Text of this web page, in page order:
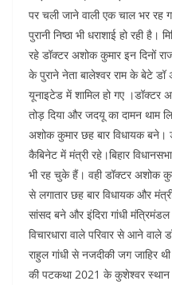
पर चली जाने वाली एक चाल भर रह
पुरानी निष्ठा भी धराशाई हो रही
रहे डॉक्टर अशोक कुमार इन दिनों
के पुराने नेता बालेश्वर राम के बेटे
यूनाइटेड में शामिल हो गए ।डॉक्टर
तोड़ दिया और जदयू का दामन थाम
अशोक कुमार छह बार विधायक बने।
कैबिनेट में मंत्री रहे।बिहार
भी रह चुके हैं। वही डॉक्टर अशोक
से लगातार छह बार विधायक और
सांसद बने और इंदिरा गांधी
विचारधारा वाले परिवार से आने वाले
राहुल गांधी से नजदीकी जग जाहिर
की पटकथा 2021 के कुशेश्वर स्थान